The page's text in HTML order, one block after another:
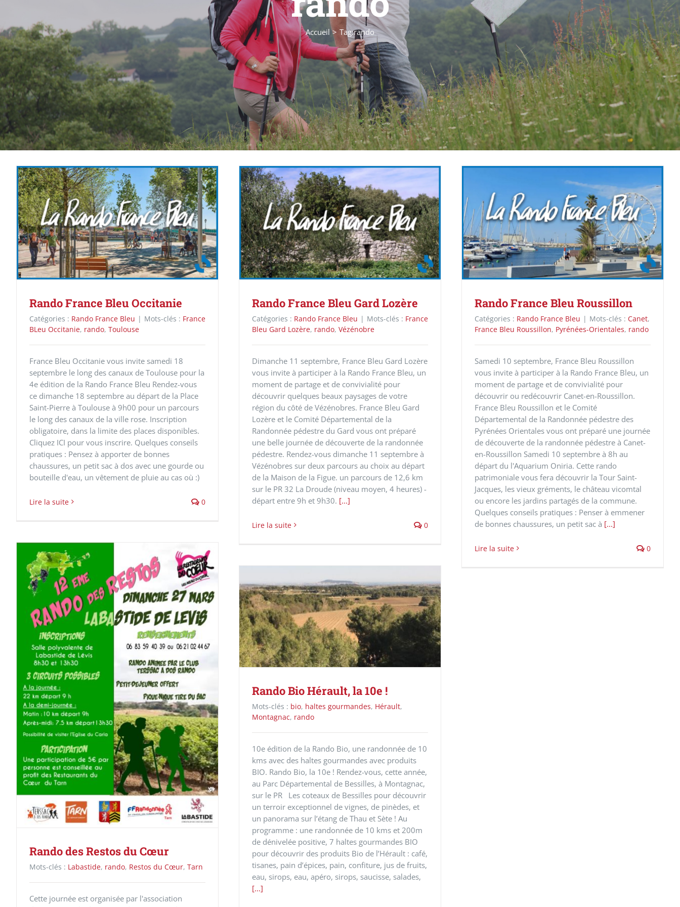
Accueil Tag:rando
Rando France Bleu Occitanie
Catégories : Rando France Bleu | Mots-clés : France
BLeu Occitanie, rando, Toulouse
France Bleu Occitanie vous invite samedi 18
septembre le long des canaux de Toulouse pour la
4e édition de la Rando France Bleu Rendez-vous
ce dimanche 18 septembre au départ de la Place
Saint-Pierre à Toulouse à 9h00 pour un parcours
le long des canaux de la ville rose. Inscription
obligatoire, dans la limite des places disponibles.
Cliquez ICI pour vous inscrire. Quelques conseils
pratiques : Pensez à apporter de bonnes
chaussures, un petit sac à dos avec une gourde ou
bouteille d'eau, un vêtement de pluie au cas où :)
Lire la suite 0
Rando France Bleu Gard Lozère
Catégories : Rando France Bleu | Mots-clés : France
Bleu Gard Lozère, rando, Vézénobre
Dimanche 11 septembre, France Bleu Gard Lozère
vous invite à participer à la Rando France Bleu, un
moment de partage et de convivialité pour
découvrir quelques beaux paysages de votre
région du côté de Vézénobres. France Bleu Gard
Lozère et le Comité Départemental de la
Randonnée pédestre du Gard vous ont préparé
une belle journée de découverte de la randonnée
pédestre. Rendez-vous dimanche 11 septembre à
Vézénobres sur deux parcours au choix au départ
de la Maison de la Figue. un parcours de 12,6 km
sur le PR 32 La Droude (niveau moyen, 4 heures) -
départ entre 9h et 9h30. [...]
Lire la suite 0
Rando France Bleu Roussillon
Catégories : Rando France Bleu | Mots-clés : Canet,
France Bleu Roussillon, Pyrénées-Orientales, rando
Samedi 10 septembre, France Bleu Roussillon
vous invite à participer à la Rando France Bleu, un
moment de partage et de convivialité pour
découvrir ou redécouvrir Canet-en-Roussillon.
France Bleu Roussillon et le Comité
Départemental de la Randonnée pédestre des
Pyrénées Orientales vous ont préparé une journée
de découverte de la randonnée pédestre à Canet-
en-Roussillon Samedi 10 septembre à 8h au
départ du l'Aquarium Oniria. Cette rando
patrimoniale vous fera découvrir la Tour Saint-
Jacques, les vieux gréments, le château vicomtal
ou encore les jardins partagés de la commune.
Quelques conseils pratiques : Penser à emmener
de bonnes chaussures, un petit sac à [...]
Lire la suite 0
Rando des Restos du Cœur
Mots-clés : Labastide, rando, Restos du Cœur, Tarn
Cette journée est organisée par l'association
Rando Bio Hérault, la 10e !
Mots-clés : bio, haltes gourmandes, Hérault,
Montagnac, rando
10e édition de la Rando Bio, une randonnée de 10
kms avec des haltes gourmandes avec produits
BIO. Rando Bio, la 10e ! Rendez-vous, cette année,
au Parc Départemental de Bessilles, à Montagnac,
sur le PR Les coteaux de Bessilles pour découvrir
un terroir exceptionnel de vignes, de pinèdes, et
un panorama sur l’étang de Thau et Sète ! Au
programme : une randonnée de 10 kms et 200m
de dénivelée positive, 7 haltes gourmandes BIO
pour découvrir des produits Bio de l’Hérault : café,
tisanes, pain d’épices, pain, confiture, jus de fruits,
eau, sirops, eau, apéro, sirops, saucisse, salades,
[...]